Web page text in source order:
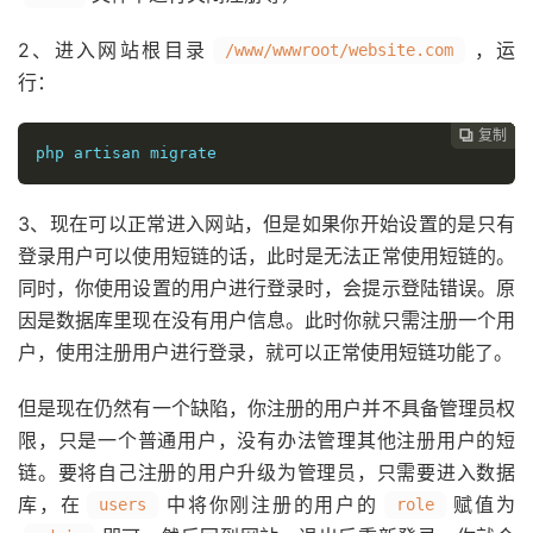
2、进入网站根目录 /www/wwwroot/website.com
，运
行：
 复制
 复制
 复制
 复制
 复制
php artisan migrate
3、现在可以正常进入网站，但是如果你开始设置的是只有
登录用户可以使用短链的话，此时是无法正常使用短链的。
同时，你使用设置的用户进行登录时，会提示登陆错误。原
因是数据库里现在没有用户信息。此时你就只需注册一个用
户，使用注册用户进行登录，就可以正常使用短链功能了。
但是现在仍然有一个缺陷，你注册的用户并不具备管理员权
限，只是一个普通用户，没有办法管理其他注册用户的短
链。要将自己注册的用户升级为管理员，只需要进入数据
库，在
users 中将你刚注册的用户的 role 赋值为